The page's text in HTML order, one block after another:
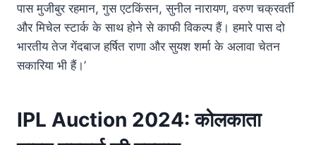
पास मुजीबुर रहमान, गुस एटकिंसन, सुनील नारायण, वरुण चक्रवर्ती
और मिचेल स्टार्क के साथ होने से काफी विकल्प हैं। हमारे पास दो
भारतीय तेज गेंदबाज हर्षित राणा और सुयश शर्मा के अलावा चेतन
सकारिया भी हैं।’
IPL Auction 2024: कोलकाता